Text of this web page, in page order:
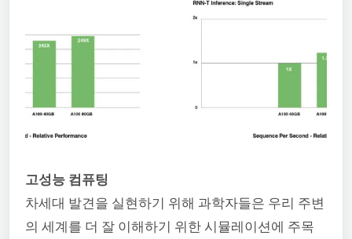
고성능 컴퓨팅
차세대 발견을 실현하기 위해 과학자들은 우리 주변
의 세계를 더 잘 이해하기 위한 시뮬레이션에 주목